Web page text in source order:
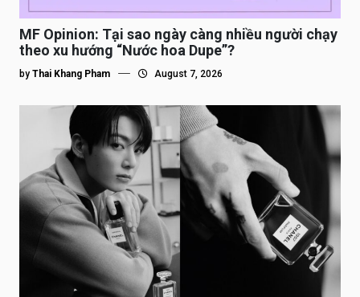
MF Opinion: Tại sao ngày càng nhiều người chạy
theo xu hướng “Nước hoa Dupe”?
by Thai Khang Pham August 7, 2026